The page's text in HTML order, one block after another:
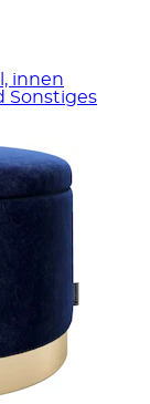
innen
Sonstiges